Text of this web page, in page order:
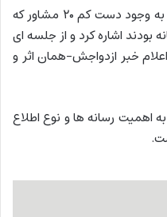
بنیامین در حرف هایش با علی ضیا، به وجود دست کم ۲۰ مشاور که
اشاره کرد و از جلسه ای
خبر ازدواجش-همان اثر و
اهمیت رسانه ها و نوع اطلاع